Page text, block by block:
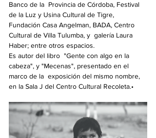
Banco de la  Provincia de Córdoba, Festival
de la Luz y Usina Cultural de Tigre,
Fundación Casa Angelman, BADA, Centro
Cultural de Villa Tulumba, y  galería Laura
Haber; entre otros espacios.
Es autor del libro  "Gente con algo en la
cabeza", y "Mecenas", presentado en el
marco de la  exposición del mismo nombre,
en la Sala J del Centro Cultural Recoleta.•